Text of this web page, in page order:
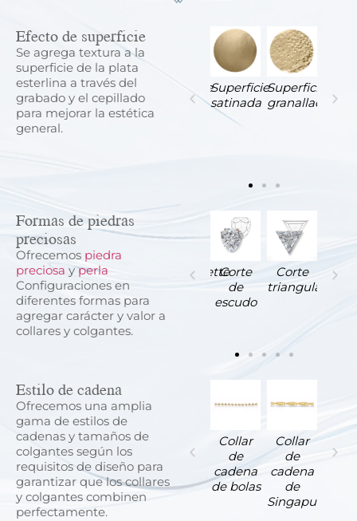
Efecto de superficie
Se agrega textura a la
superficie de la plata
esterlina a través del
grabado y el cepillado
para mejorar la estética
general.
Superficie
pulida
con
chorro
Superficie
de
piedra
Superficie
cepillada
Superficie
satinada
Superficie
granallada
Formas de piedras
preciosas
Ofrecemos piedra
preciosa yperla
Configuraciones en
diferentes formas para
agregar carácter y valor a
collares y colgantes.
de
Corte
octogonal
Corte
del
Pentágono
SeminavetteCorte
de
escudo
Corte
triangular
Estilo de cadena
Ofrecemos una amplia
gama de estilos de
cadenas y tamaños de
colgantes según los
requisitos de diseño para
garantizar que los collares
y colgantes combinen
perfectamente.
de
Collar
de
cadena
de
espiga
Collar
de
cadena
Franco
cadena
de cola
Collar
de
cadena
de bolas
Collar
de
cadena
de
Singapur